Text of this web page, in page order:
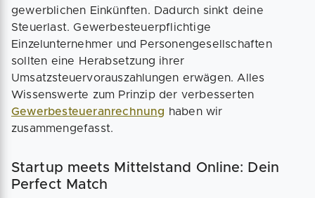
gewerblichen Einkünften. Dadurch sinkt deine
Steuerlast. Gewerbesteuerpflichtige
Einzelunternehmer und Personengesellschaften
sollten eine Herabsetzung ihrer
Umsatzsteuervorauszahlungen erwägen. Alles
Wissenswerte zum Prinzip der verbesserten
Gewerbesteueranrechnung haben wir
zusammengefasst.
Startup meets Mittelstand Online: Dein
Perfect Match